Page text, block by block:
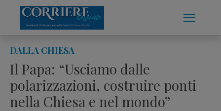
content
DALLA CHIESA
Il Papa: “Usciamo dalle
polarizzazioni, costruire ponti
nella Chiesa e nel mondo”